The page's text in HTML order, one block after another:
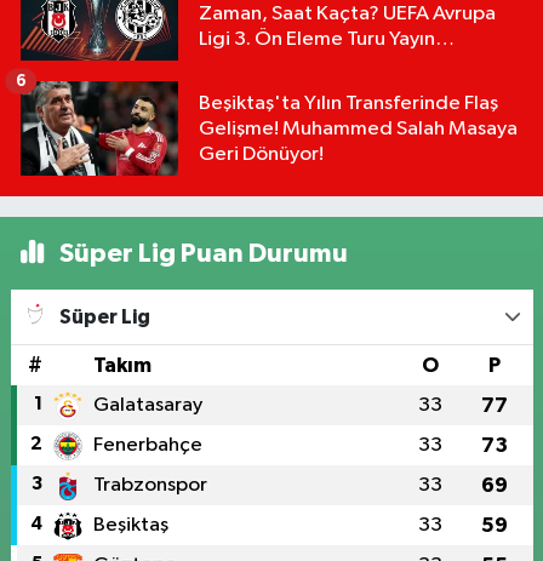
Zaman, Saat Kaçta? UEFA Avrupa
Ligi 3. Ön Eleme Turu Yayın
Beşiktaş'ta Yılın Transferinde Flaş
Gelişme! Muhammed Salah Masaya
Geri Dönüyor!
6
Süper Lig Puan Durumu
Süper Lig
# Takım O P
1 Galatasaray 33 77
2 Fenerbahçe 33 73
3 Trabzonspor 33 69
4 Beşiktaş 33 59